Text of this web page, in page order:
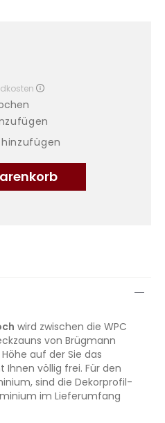
wird zwischen die WPC
von Brügmann
auf der Sie das
völlig frei. Für den
sind die Dekorprofil-
im Lieferumfang